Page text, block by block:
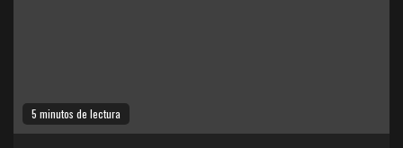
5 minutos de lectura